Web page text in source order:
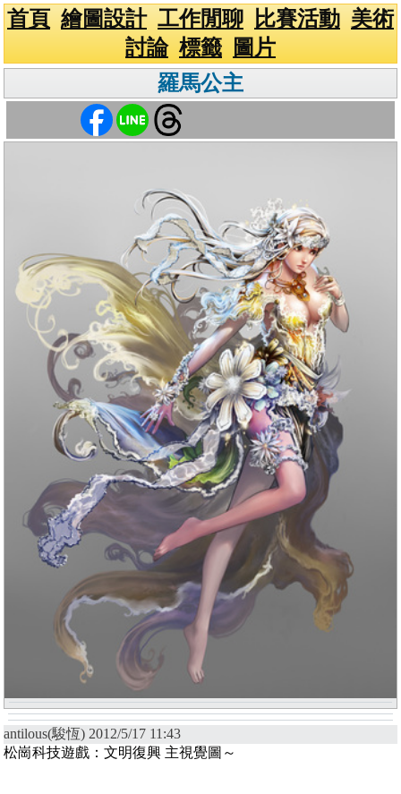
首頁 繪圖設計 工作閒聊 比賽活動 美術
討論 標籤
圖片
羅馬公主
antilous(駿恆) 2012/5/17 11:43
松崗科技遊戲：文明復興 主視覺圖～